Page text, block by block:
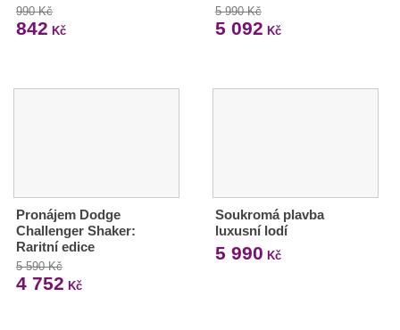
990 Kč
842 Kč
5 990 Kč
5 092 Kč
Pronájem Dodge
Challenger Shaker:
Raritní edice
5 590 Kč
4 752 Kč
Soukromá plavba
luxusní lodí
5 990 Kč